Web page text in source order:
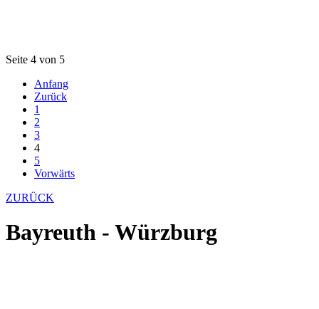
Seite 4 von 5
Anfang
Zurück
1
2
3
4
5
Vorwärts
ZURÜCK
Bayreuth - Würzburg